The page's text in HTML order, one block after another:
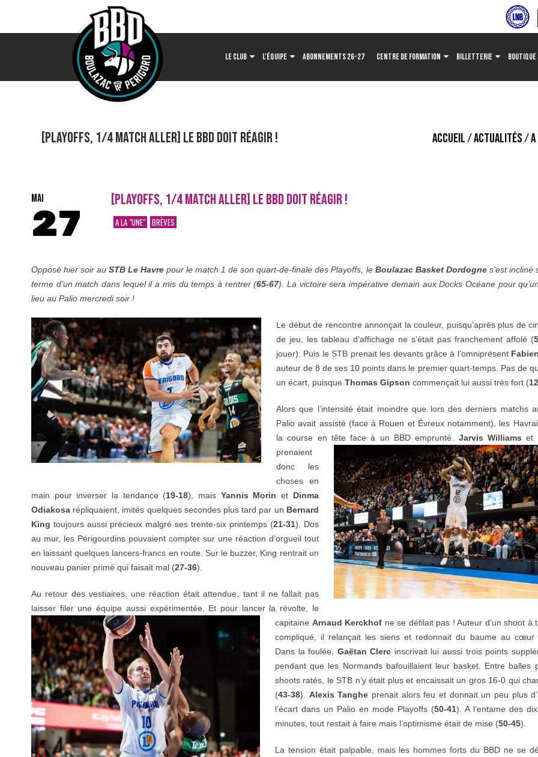
LE CLUB L’ÉQUIPE ABONNEMENTS 26-27 CENTRE DE FORMATION BILLETTERIE BOUTIQUE
[Playoffs, 1/4 match aller] Le BBD doit réagir ! ACCUEIL/ACTUALITÉS/
MAI
27
[PLAYOFFS, 1/4 MATCH ALLER] LE BBD DOIT RÉAGIR !
A LA "UNE" BRÈVES
Opposé hier soir auSTB Le Havre pour le match 1 de son quart-de-finale des Playoffs, leBoulazac Basket Dordognes’est incliné
terme d’un match dans lequel il a mis du temps à rentrer (65-67). La victoire sera impérative demain aux Docks Océane pour
lieu au Palio mercredi soir !
Le début de rencontre annonçait la couleur, puisqu’après plus de
de jeu, les tableau d’affichage ne s’était pas franchement affolé (
jouer). Puis le STB prenait les devants grâce à l’omniprésent
auteur de 8 de ses 10 points dans le premier quart-temps. Pas de
un écart, puisque Thomas Gipson commençait lui aussi très fort (
Alors que l’intensité était moindre que lors des derniers matchs
Palio avait assisté (face à Rouen et Évreux notamment), les
la course en tête face à un BBD emprunté. Jarvis Williams et
prenaient
donc les
choses en
main pour inverser la tendance (19-18), mais Yannis Morin et Dinma
Odiakosa répliquaient, imités quelques secondes plus tard par un Bernard
King toujours aussi précieux malgré ses trente-six printemps (21-31). Dos
au mur, les Périgourdins pouvaient compter sur une réaction d’orgueil tout
en laissant quelques lancers-francs en route. Sur le buzzer, King rentrait un
nouveau panier primé qui faisait mal (27-36).
Au retour des vestiaires, une réaction était attendue, tant il ne fallait pas
laisser filer une équipe aussi expérimentée. Et pour lancer la révolte, le
capitaine Arnaud Kerckhof ne se défilait pas ! Auteur d’un shoot à
compliqué, il relançait les siens et redonnait du baume au cœur
Dans la foulée, Gaëtan Clerc inscrivait lui aussi trois points
pendant que les Normands bafouillaient leur basket. Entre balles
shoots ratés, le STB n’y était plus et encaissait un gros 16-0 qui
(43-38). Alexis Tanghe prenait alors feu et donnait un peu plus
l’écart dans un Palio en mode Playoffs (50-41). A l’entame des
minutes, tout restait à faire mais l’optimisme était de mise (50-45).
La tension était palpable, mais les hommes forts du BBD ne se